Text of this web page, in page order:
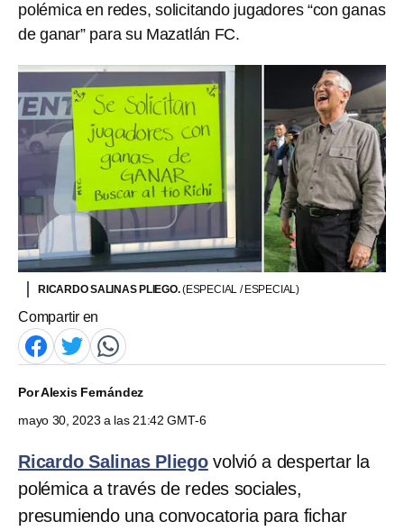
polémica en redes, solicitando jugadores “con ganas
de ganar” para su Mazatlán FC.
RICARDO SALINAS PLIEGO.(ESPECIAL / ESPECIAL)
Compartir en
PorAlexis Fernández
mayo 30, 2023 a las 21:42 GMT-6
Ricardo Salinas Pliegovolvió a despertar la
polémica a través de redes sociales,
presumiendo una convocatoria para fichar